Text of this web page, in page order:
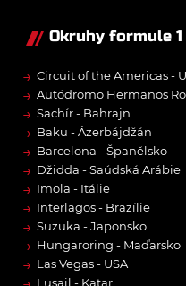
Okruhy formule 1
→ Circuit of the Americas -
→ Autódromo Hermanos
→ Sachír - Bahrajn
→ Baku - Ázerbájdžán
→ Barcelona - Španělsko
→ Džidda - Saúdská Arábie
→ Imola - Itálie
→ Interlagos - Brazílie
→ Suzuka - Japonsko
→ Hungaroring - Maďarsko
→ Las Vegas - USA
Lusail - Katar